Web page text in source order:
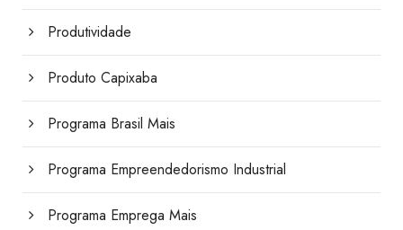
Produtividade
Produto Capixaba
Programa Brasil Mais
Programa Empreendedorismo Industrial
Programa Emprega Mais